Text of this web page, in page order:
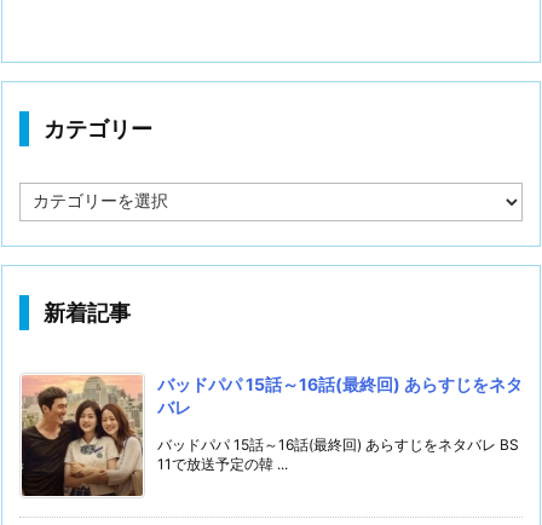
カテゴリー
テ
リ
新着記事
バッドパパ 15話～16話(最終回) あらすじをネタ
バレ
バッドパパ 15話～16話(最終回) あらすじをネタバレ BS
11で放送予定の韓 ...